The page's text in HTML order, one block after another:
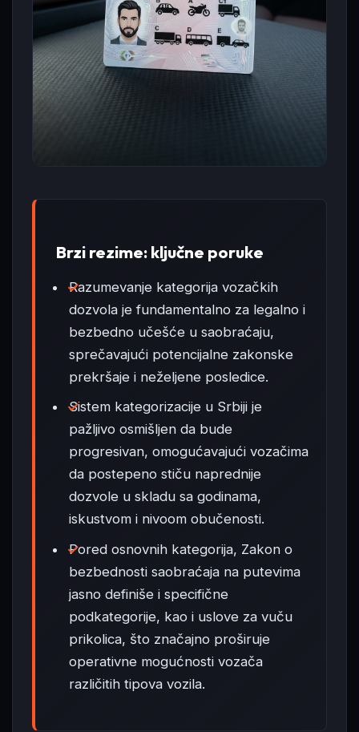
Brzi rezime: ključne poruke
Razumevanje kategorija vozačkih
dozvola je fundamentalno za legalno i
bezbedno učešće u saobraćaju,
sprečavajući potencijalne zakonske
prekršaje i neželjene posledice.
Sistem kategorizacije u Srbiji je
pažljivo osmišljen da bude
progresivan, omogućavajući vozačima
da postepeno stiču naprednije
dozvole u skladu sa godinama,
iskustvom i nivoom obučenosti.
Pored osnovnih kategorija, Zakon o
bezbednosti saobraćaja na putevima
jasno definiše i specifične
podkategorije, kao i uslove za vuču
prikolica, što značajno proširuje
operativne mogućnosti vozača
različitih tipova vozila.